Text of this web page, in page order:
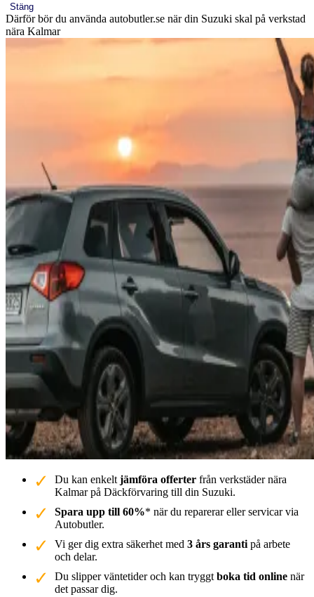
Stäng
Därför bör du använda autobutler.se när din Suzuki skal på verkstad
nära Kalmar
Du kan enkelt jämföra offerter från verkstäder nära
Kalmar på Däckförvaring till din Suzuki.
Spara upp till 60%* när du reparerar eller servicar via
Autobutler.
Vi ger dig extra säkerhet med 3 års garanti på arbete
och delar.
Du slipper väntetider och kan tryggt boka tid online när
det passar dig.